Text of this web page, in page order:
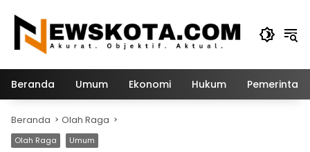
konten
Beranda Umum Ekonomi Hukum
Beranda Olah Raga
Olah Raga Umum